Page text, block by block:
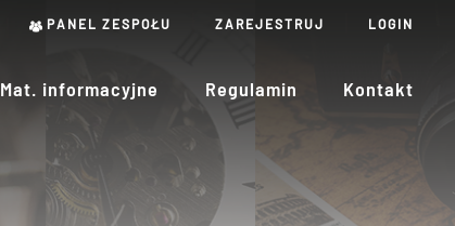
PANEL ZESPOŁU ZAREJESTRUJ LOGIN
Mat. informacyjne Regulamin Kontakt